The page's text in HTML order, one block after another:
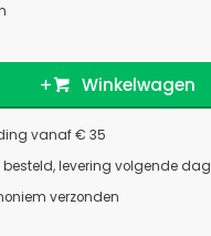
Winkelwagen
vanaf € 35
besteld, levering volgende dag
verzonden